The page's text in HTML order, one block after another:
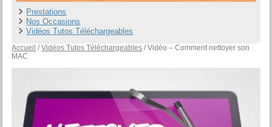
Prestations
Nos Occasions
Vidéos Tutos Téléchargeables
Accueil /Vidéos Tutos Téléchargeables / Vidéo – Comment nettoyer son
MAC